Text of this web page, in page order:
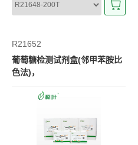
R21652
葡萄糖检测试剂盒(邻甲苯胺比
色法)，